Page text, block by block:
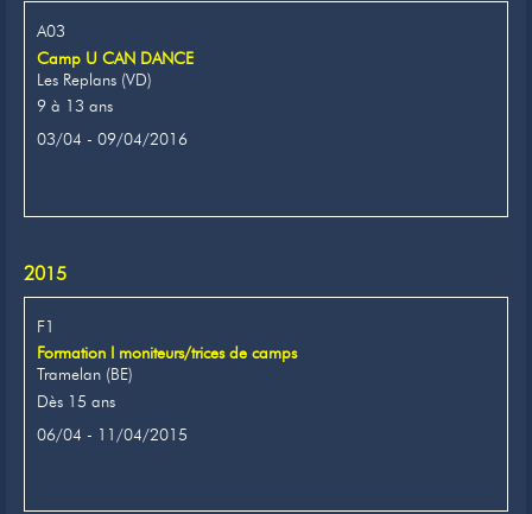
A03
Camp U CAN DANCE
Les Replans (VD)
9 à 13 ans
03/04 - 09/04/2016
2015
F1
Formation I moniteurs/trices de camps
Tramelan (BE)
Dès 15 ans
06/04 - 11/04/2015